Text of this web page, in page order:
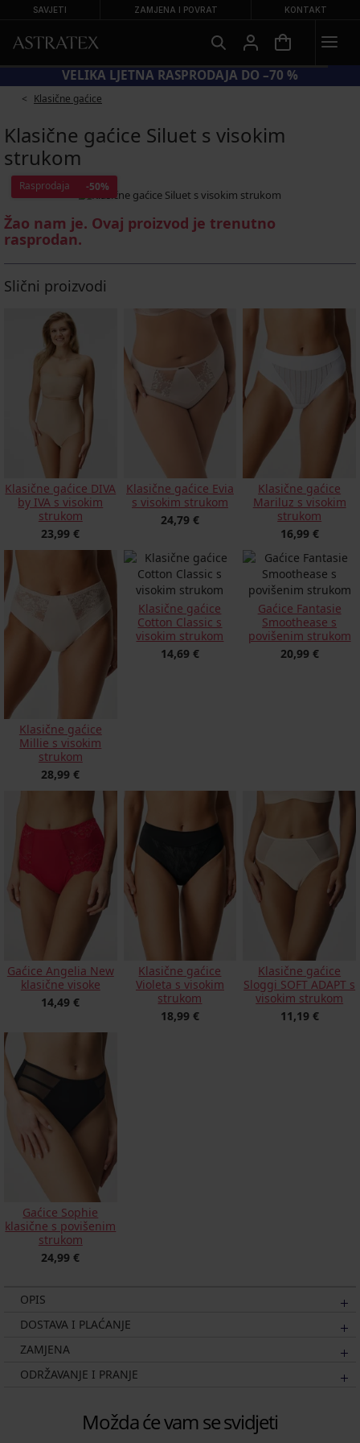
SAVJETI ZAMJENA I POVRAT KONTAKT
VELIKA LJETNA RASPRODAJA DO –70 %
Klasične gaćice
Klasične gaćice Siluet s visokim
strukom
Rasprodaja -50%
Žao nam je. Ovaj proizvod je trenutno
rasprodan.
Slični proizvodi
Klasične gaćice DIVA
by IVA s visokim
strukom
23,99 €
Klasične gaćice Evia
s visokim strukom
24,79 €
Klasične gaćice
Mariluz s visokim
strukom
16,99 €
Klasične gaćice
Millie s visokim
strukom
28,99 €
Klasične gaćice
Cotton Classic s
visokim strukom
14,69 €
Gaćice Fantasie
Smoothease s
povišenim strukom
20,99 €
Gaćice Angelia New
klasične visoke
14,49 €
Klasične gaćice
Violeta s visokim
strukom
18,99 €
Klasične gaćice
Sloggi SOFT ADAPT s
visokim strukom
11,19 €
Gaćice Sophie
klasične s povišenim
strukom
24,99 €
OPIS
DOSTAVA I PLAĆANJE
ZAMJENA
ODRŽAVANJE I PRANJE
Možda će vam se svidjeti